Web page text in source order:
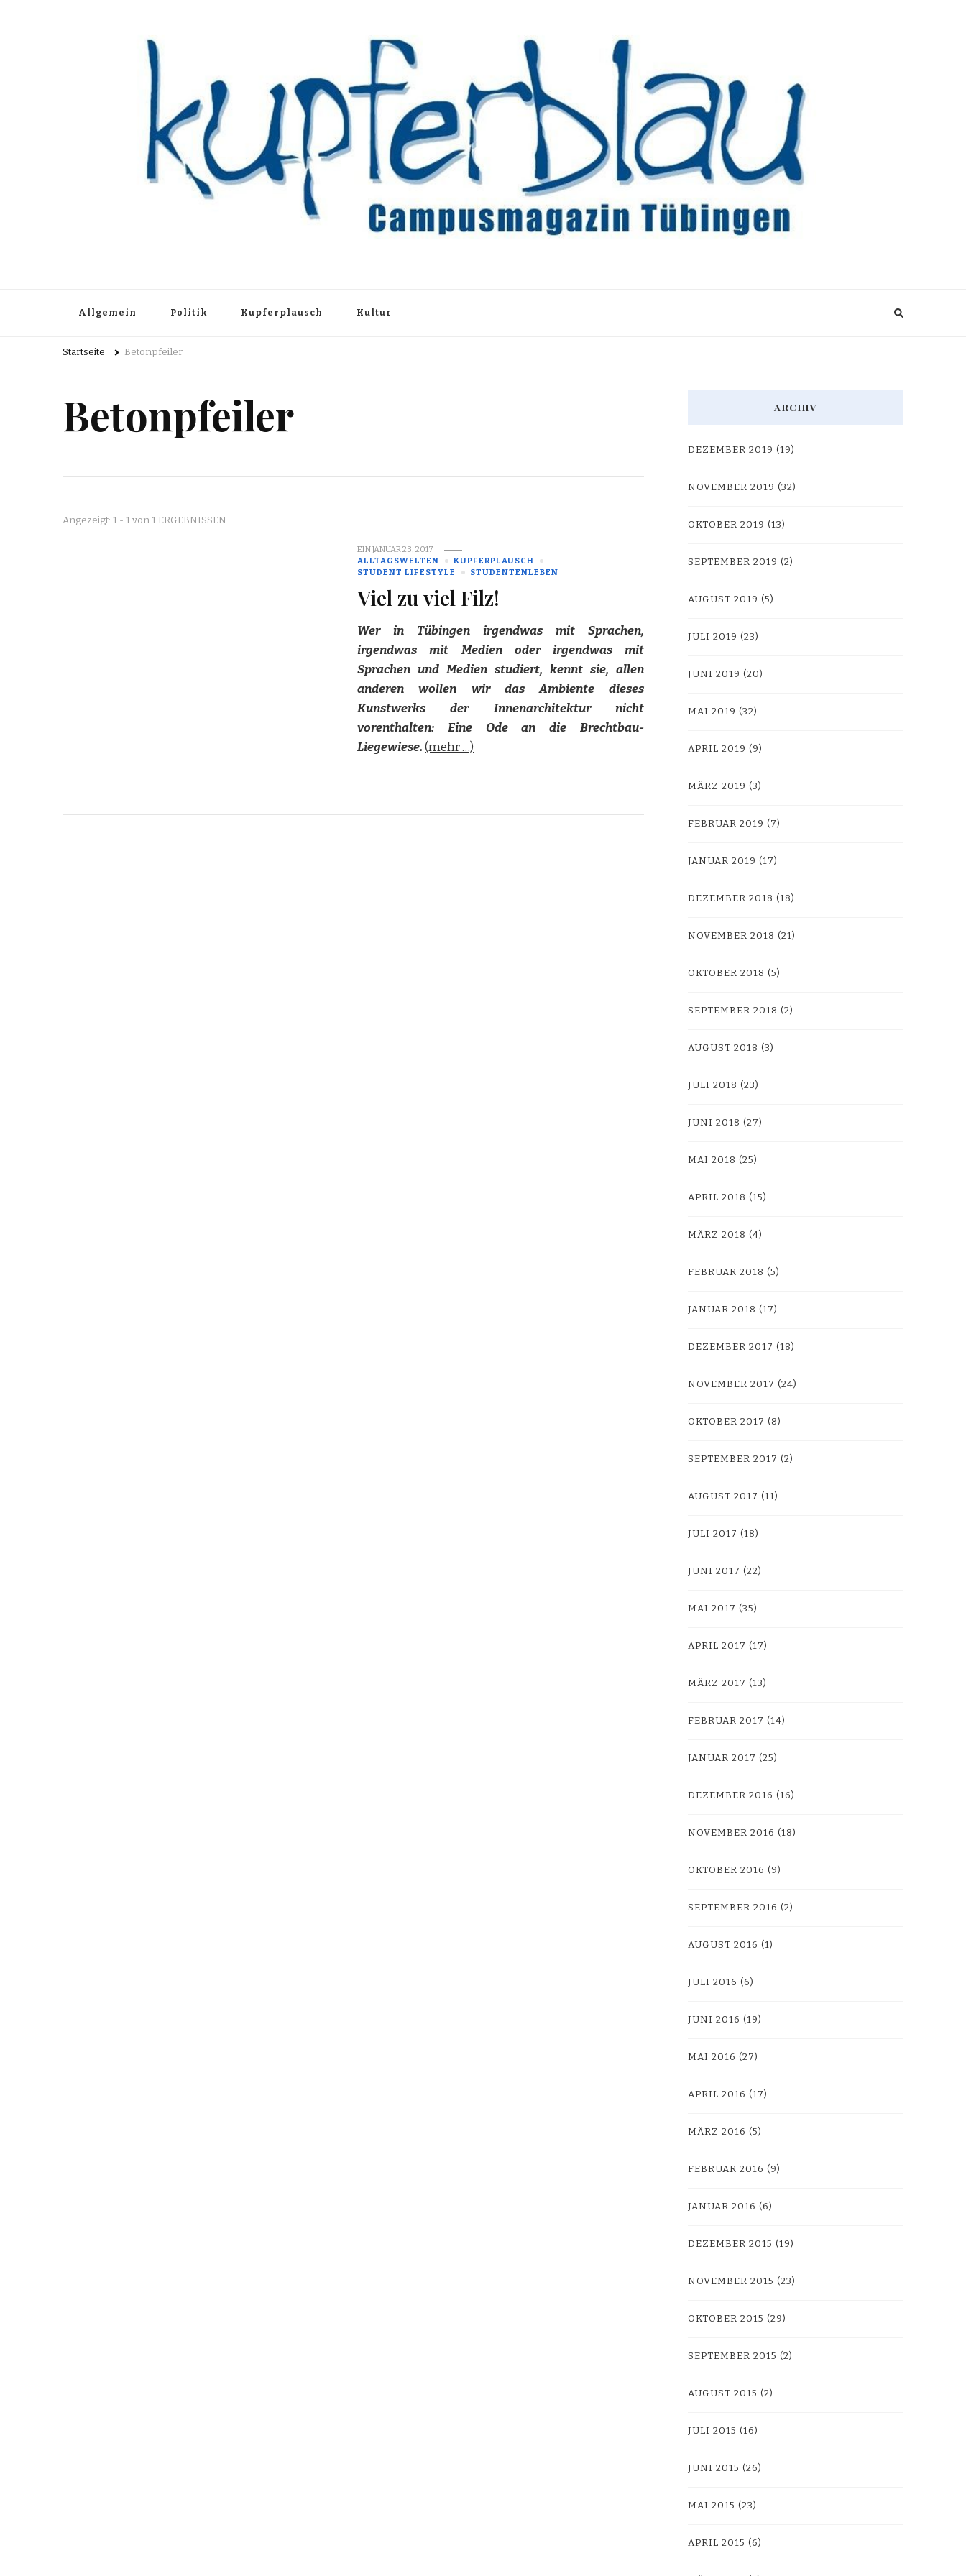
Kupferblau Archiv
Allgemein Politik Kupferplausch Kultur
Startseite Betonpfeiler
Betonpfeiler
Angezeigt: 1 - 1 von 1 ERGEBNISSEN
EINJANUAR 23, 2017
ALLTAGSWELTEN
KUPFERPLAUSCH
STUDENT LIFESTYLE
STUDENTENLEBEN
Viel zu viel Filz!
Wer in Tübingen irgendwas mit Sprachen,
irgendwas mit Medien oder irgendwas mit
Sprachen und Medien studiert, kennt sie, allen
anderen wollen wir das Ambiente dieses
Kunstwerks der Innenarchitektur nicht
vorenthalten: Eine Ode an die Brechtbau-
Liegewiese. (mehr …)
ARCHIV
DEZEMBER 2019 (19)
NOVEMBER 2019 (32)
OKTOBER 2019 (13)
SEPTEMBER 2019 (2)
AUGUST 2019 (5)
JULI 2019 (23)
JUNI 2019 (20)
MAI 2019 (32)
APRIL 2019 (9)
MÄRZ 2019 (3)
FEBRUAR 2019 (7)
JANUAR 2019 (17)
DEZEMBER 2018 (18)
NOVEMBER 2018 (21)
OKTOBER 2018 (5)
SEPTEMBER 2018 (2)
AUGUST 2018 (3)
JULI 2018 (23)
JUNI 2018 (27)
MAI 2018 (25)
APRIL 2018 (15)
MÄRZ 2018 (4)
FEBRUAR 2018 (5)
JANUAR 2018 (17)
DEZEMBER 2017 (18)
NOVEMBER 2017 (24)
OKTOBER 2017 (8)
SEPTEMBER 2017 (2)
AUGUST 2017 (11)
JULI 2017 (18)
JUNI 2017 (22)
MAI 2017 (35)
APRIL 2017 (17)
MÄRZ 2017 (13)
FEBRUAR 2017 (14)
JANUAR 2017 (25)
DEZEMBER 2016 (16)
NOVEMBER 2016 (18)
OKTOBER 2016 (9)
SEPTEMBER 2016 (2)
AUGUST 2016 (1)
JULI 2016 (6)
JUNI 2016 (19)
MAI 2016 (27)
APRIL 2016 (17)
MÄRZ 2016 (5)
FEBRUAR 2016 (9)
JANUAR 2016 (6)
DEZEMBER 2015 (19)
NOVEMBER 2015 (23)
OKTOBER 2015 (29)
SEPTEMBER 2015 (2)
AUGUST 2015 (2)
JULI 2015 (16)
JUNI 2015 (26)
MAI 2015 (23)
APRIL 2015 (6)